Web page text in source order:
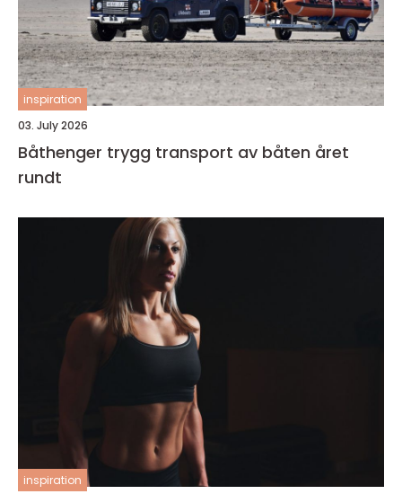
inspiration
03. July 2026
Båthenger trygg transport av båten året
rundt
inspiration